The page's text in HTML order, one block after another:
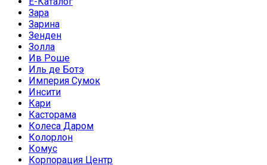
Зара
Зарина
Зенден
Золла
Ив Роше
Иль де Ботэ
Империя Сумок
Инсити
Кари
Касторама
Колеса Даром
Колорлон
Комус
Корпорация Центр